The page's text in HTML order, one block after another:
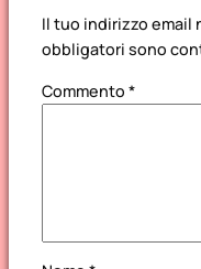
Il tuo indirizzo email
obbligatori sono
Commento *